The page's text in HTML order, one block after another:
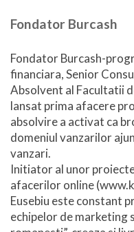
Fondator Burcash
Fondator Burcash-
financiara, Senior
Absolvent al Facultatii
lansat prima afacere
absolvire a activat ca
domeniul vanzarilor
vanzari.
Initiator al unor
afacerilor online
Eusebiu este constant
echipelor de marketing